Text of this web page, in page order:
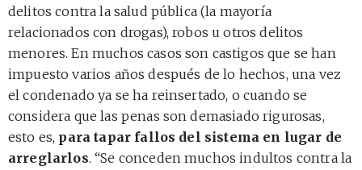
delitos contra la salud pública (la mayoría
relacionados con drogas), robos u otros delitos
menores. En muchos casos son castigos que se han
impuesto varios años después de lo hechos, una vez
el condenado ya se ha reinsertado, o cuando se
considera que las penas son demasiado rigurosas,
esto es, para tapar fallos del sistema en lugar de
arreglarlos. “Se conceden muchos indultos contra la